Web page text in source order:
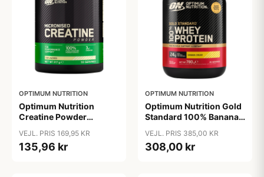
OPTIMUM NUTRITION
Optimum Nutrition
Creatine Powder
VEJL. PRIS 169,95 KR
135,96 kr
OPTIMUM NUTRITION
Optimum Nutrition Gold
Standard 100% Banana
VEJL. PRIS 385,00 KR
308,00 kr